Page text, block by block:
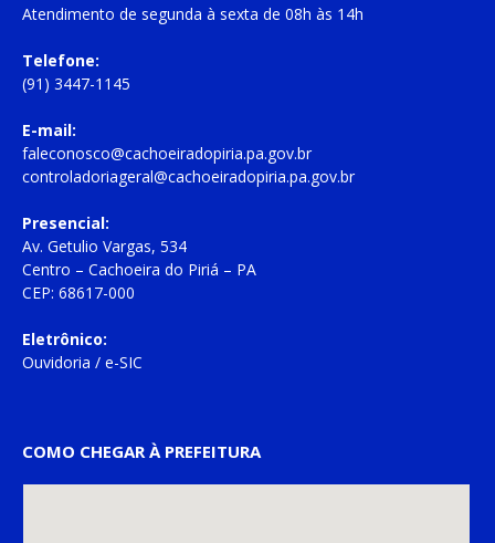
Atendimento de segunda à sexta de 08h às 14h
Telefone:
(91) 3447-1145
E-mail:
faleconosco@cachoeiradopiria.pa.gov.br
controladoriageral@cachoeiradopiria.pa.gov.br
Presencial:
Av. Getulio Vargas, 534
Centro – Cachoeira do Piriá – PA
CEP: 68617-000
Eletrônico:
Ouvidoria / e-SIC
COMO CHEGAR À PREFEITURA